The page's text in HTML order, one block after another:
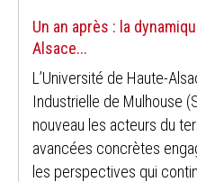
Un an après : la
Alsace...
L’Université de Haute-
Industrielle de Mulhouse
nouveau les acteurs du
avancées concrètes
les perspectives qui